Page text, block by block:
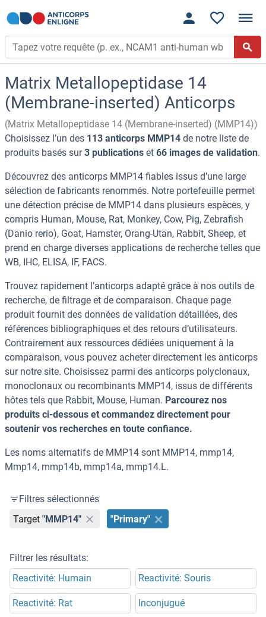
Matrix Metallopeptidase 14
(Membrane-inserted) Anticorps
(Matrix Metallopeptidase 14 (Membrane-inserted) (MMP14))
Choisissez l’un des 113 anticorps MMP14 de notre liste de
produits basés sur3 publications et 66 images de validation.
Découvrez des anticorps MMP14 fiables issus d’une large
sélection de fabricants renommés. Notre portefeuille permet
une détection précise de MMP14 dans plusieurs espèces, y
compris Human, Mouse, Rat, Monkey, Cow, Pig, Zebrafish
(Danio rerio), Goat, Hamster, Orang-Utan, Rabbit, Sheep, et
prend en charge diverses applications de recherche telles que
WB, IHC, ELISA, IF, FACS.
Trouvez rapidement l’anticorps adapté grâce à nos outils de
recherche, de filtrage et de comparaison. Chaque page
produit fournit des données de validation détaillées, des
références bibliographiques et des retours d’utilisateurs.
Contrairement aux ressources dédiées uniquement à la
comparaison, vous pouvez acheter directement les anticorps
sur notre site. Choisissez parmi des anticorps polyclonaux,
monoclonaux ou recombinants MMP14, issus de différents
hôtes tels que Rabbit, Mouse, Human. Parcourez nos
produits ci-dessous et commandez directement pour
soutenir vos recherches en toute confiance.
Les noms alternatifs de MMP14 sont MMP14, mmp14,
Mmp14, mmp14b, mmp14a, mmp14.L.
Filtres sélectionnés
Target "MMP14" "Primary"
Filtrer les résultats:
Reactivité: Humain
Reactivité: Souris
Reactivité: Rat Inconjugué